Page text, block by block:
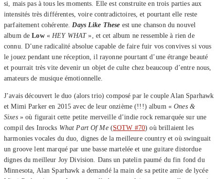
si, mais pas à tous les moments. Elle est construite en trois parties aux
intensités très différentes, voire contradictoires, et pourtant elle reste
parfaitement cohérente.Days Like These est une chanson du nouvel
album deLow«HEY WHAT», et cet album ne ressemble à rien de
connu. D’une radicalité absolue capable de faire fuir vos convives si vous
le jouez pendant une réception, il rayonne pourtant d’une étrange beauté
et pourrait très vite devenir un objet de culte chez beaucoup d’entre nous,
amateurs de musique émotionnelle.
J’avais découvert le duo (alors trio) composé par le couple Alan Sparhawk
et Mimi Parker en 2015 avec de leur onzième (!!!) album «Ones &
Sixes» où figurait cette petite merveille d’indie rock remarquée sur une
compil des Inrocks What Part Of Me(SOTW #70) où brillaient les
harmonies vocales du duo, dignes de la meilleure country et où swinguait
un groove lent marqué par une basse martelée et une guitare distordue
dignes du meilleur Joy Division. Dans un patelin paumé du fin fond du
Minnesota, Alan Sparhawk a demandé la main de sa petite amie de lycée